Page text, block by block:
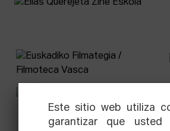
Este sitio web utiliza
garantizar que usted